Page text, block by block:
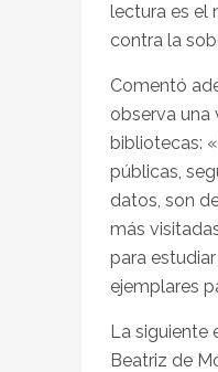
lectura es el
contra la
Comentó
observa una
bibliotecas:
públicas,
datos, son
más
para
ejemplares
La siguiente
Beatriz de